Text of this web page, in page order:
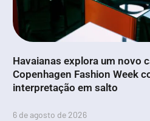
Havaianas explora um novo
Copenhagen Fashion Week
interpretação em salto
6 de agosto de 2026